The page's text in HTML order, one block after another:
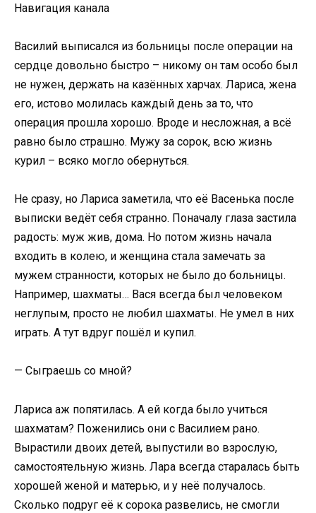
Навигация канала
Василий выписался из больницы после операции на
сердце довольно быстро – никому он там особо был
не нужен, держать на казённых харчах. Лариса, жена
его, истово молилась каждый день за то, что
операция прошла хорошо. Вроде и несложная, а всё
равно было страшно. Мужу за сорок, всю жизнь
курил – всяко могло обернуться.
Не сразу, но Лариса заметила, что её Васенька после
выписки ведёт себя странно. Поначалу глаза застила
радость: муж жив, дома. Но потом жизнь начала
входить в колею, и женщина стала замечать за
мужем странности, которых не было до больницы.
Например, шахматы… Вася всегда был человеком
неглупым, просто не любил шахматы. Не умел в них
играть. А тут вдруг пошёл и купил.
— Сыграешь со мной?
Лариса аж попятилась. А ей когда было учиться
шахматам? Поженились они с Василием рано.
Вырастили двоих детей, выпустили во взрослую,
самостоятельную жизнь. Лара всегда старалась быть
хорошей женой и матерью, и у неё получалось.
Сколько подруг её к сорока развелись, не смогли